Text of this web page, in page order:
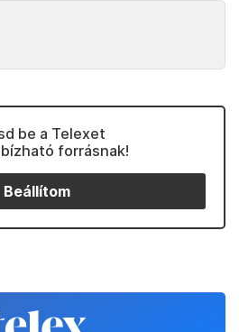
be a Telexet
forrásnak!
Beállítom